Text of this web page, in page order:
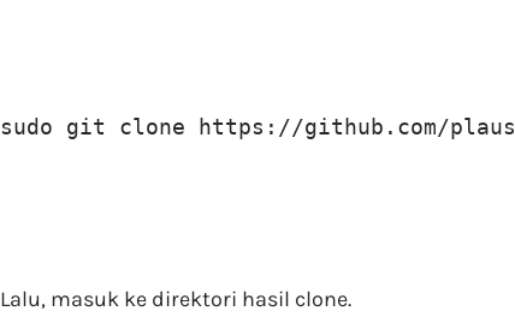
sudo git clone https://github.com/
Lalu, masuk ke direktori hasil clone.